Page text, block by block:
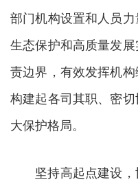
部门机构设置和人员
生态保护和高质量发
责边界，有效发挥机
构建起各司其职、密
大保护格局。
坚持高起点建设，